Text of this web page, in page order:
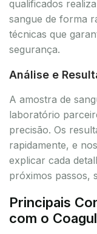
qualificados
sangue de forma
técnicas que
segurança.
Análise e
A amostra de
laboratório
precisão. Os
rapidamente, e
explicar cada
próximos passos,
Principais
com o